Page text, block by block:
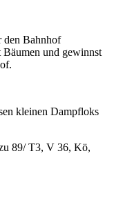
den Bahnhof
Bäumen und gewinnst
kleinen Dampfloks
89/ T3, V 36, Kö,